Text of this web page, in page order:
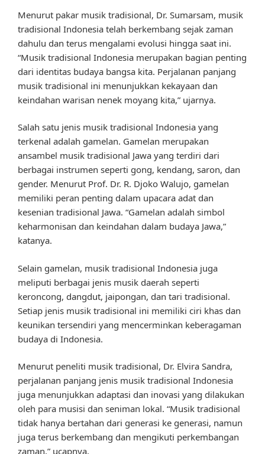
Menurut pakar musik tradisional, Dr. Sumarsam, musik
tradisional Indonesia telah berkembang sejak zaman
dahulu dan terus mengalami evolusi hingga saat ini.
“Musik tradisional Indonesia merupakan bagian penting
dari identitas budaya bangsa kita. Perjalanan panjang
musik tradisional ini menunjukkan kekayaan dan
keindahan warisan nenek moyang kita,” ujarnya.
Salah satu jenis musik tradisional Indonesia yang
terkenal adalah gamelan. Gamelan merupakan
ansambel musik tradisional Jawa yang terdiri dari
berbagai instrumen seperti gong, kendang, saron, dan
gender. Menurut Prof. Dr. R. Djoko Walujo, gamelan
memiliki peran penting dalam upacara adat dan
kesenian tradisional Jawa. “Gamelan adalah simbol
keharmonisan dan keindahan dalam budaya Jawa,”
katanya.
Selain gamelan, musik tradisional Indonesia juga
meliputi berbagai jenis musik daerah seperti
keroncong, dangdut, jaipongan, dan tari tradisional.
Setiap jenis musik tradisional ini memiliki ciri khas dan
keunikan tersendiri yang mencerminkan keberagaman
budaya di Indonesia.
Menurut peneliti musik tradisional, Dr. Elvira Sandra,
perjalanan panjang jenis musik tradisional Indonesia
juga menunjukkan adaptasi dan inovasi yang dilakukan
oleh para musisi dan seniman lokal. “Musik tradisional
tidak hanya bertahan dari generasi ke generasi, namun
juga terus berkembang dan mengikuti perkembangan
zaman,” ucapnya.